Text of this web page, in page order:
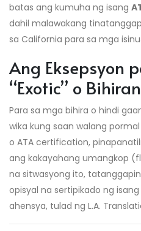
batas ang kumuha ng isang
dahil malawakang
sa California para sa mga
Ang Eksepsyon
“Exotic” o
Para sa mga bihira o hindi
wika kung saan walang
o ATA certification,
ang kakayahang umangkop
na sitwasyong ito,
opisyal na sertipikado ng
ahensya, tulad ng L.A.